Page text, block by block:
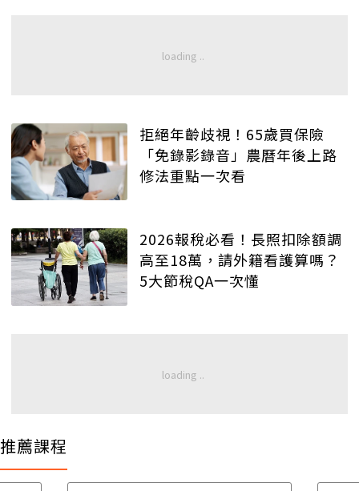
拒絕年齡歧視！65歲買保險
「免錄影錄音」農曆年後上路
修法重點一次看
2026報稅必看！長照扣除額調
高至18萬，請外籍看護算嗎？
5大節稅QA一次懂
推薦課程